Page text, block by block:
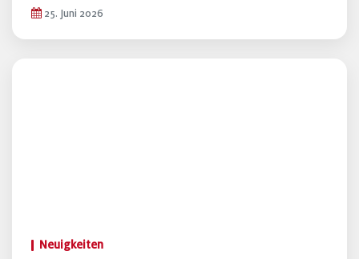
25. Juni 2026
Neuigkeiten